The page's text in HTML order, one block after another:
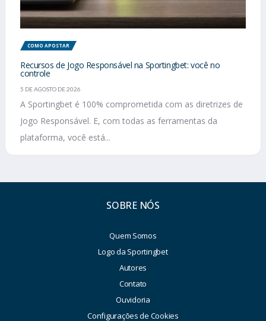
COMO APOSTAR
Recursos de Jogo Responsável na Sportingbet: você no
controle
5 DE AGOSTO DE 2026
A Sportingbet é 100% comprometida com as diretrizes de
Jogo Responsável. E, com todas as ferramentas da
plataforma, você está...
SOBRE NÓS
Quem Somos
Logo da Sportingbet
Autores
Contato
Ouvidoria
Configurações de Cookies